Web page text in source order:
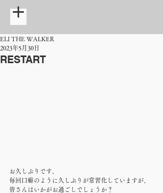
RESTART
ELI THE WALKER
2023年5月30日
お久しぶりです。
毎回口癖のように久しぶりが常習化していますが、
皆さんはいかがお過ごしでしょうか？